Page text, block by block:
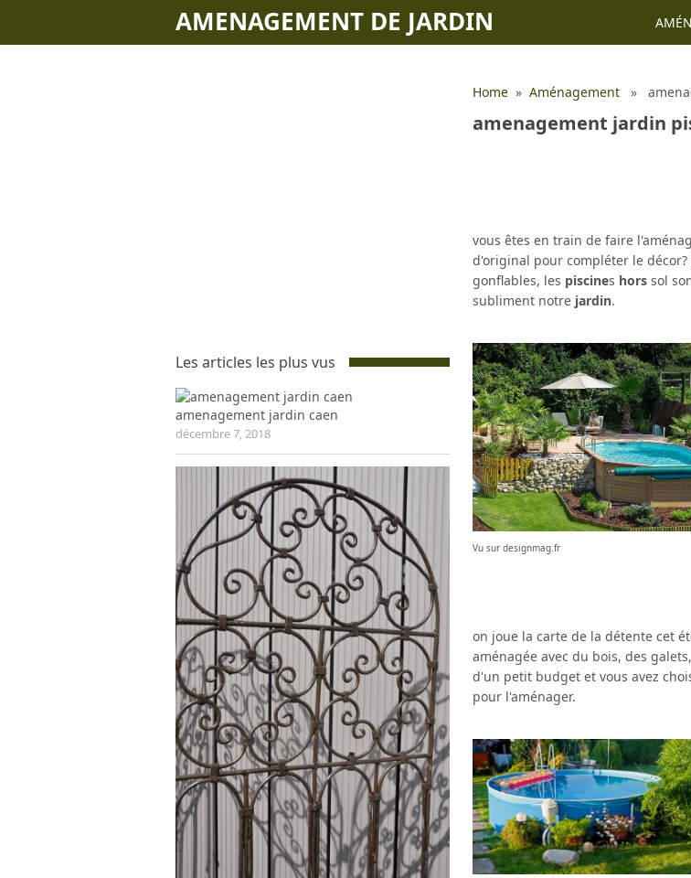
AMENAGEMENT DE JARDIN
Home » Aménagement »
amenagement jardin
vous êtes en train de faire
d'original pour compléter le
gonflables, les piscines hors sol
subliment notre jardin.
Vu sur designmag.fr
on joue la carte de la détente cet
aménagée avec du bois, des
d'un petit budget et vous avez
pour l'aménager.
Les articles les plus vus
amenagement jardin caen
décembre 7, 2018